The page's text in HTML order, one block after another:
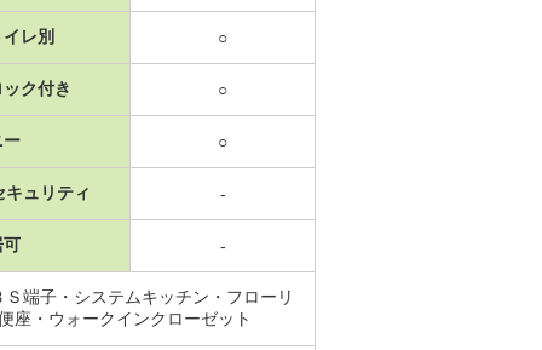
レ別 ○
ク付き ○
ー ○
キュリティ -
可 -
端子・システムキッチン・フローリ
座・ウォークインクローゼット